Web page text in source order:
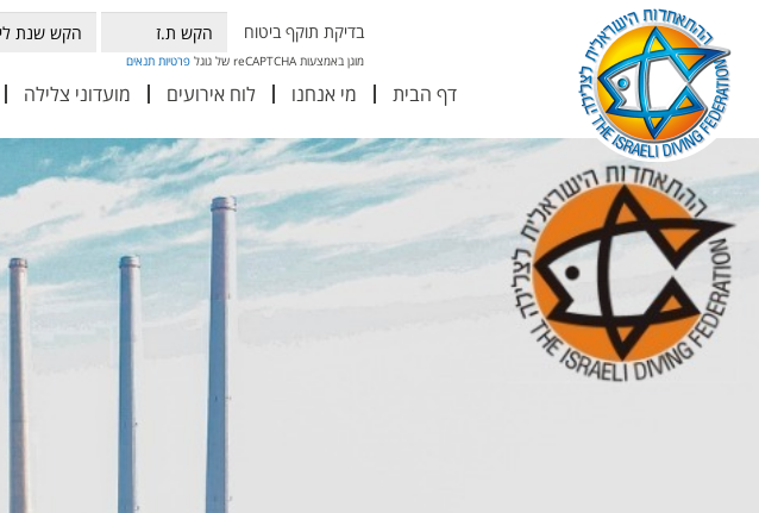
בדיקת תוקף ביטוח
מוגן באמצעות reCAPTCHA של גוגל פרטיות תנאים
דף הבית מי אנחנו לוח אירועים מועדוני צלילה